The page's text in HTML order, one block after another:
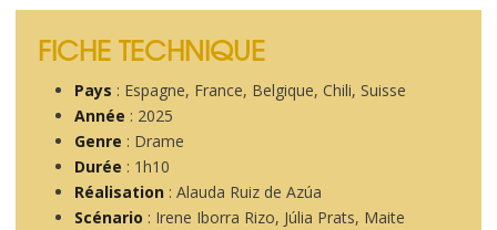
FICHE TECHNIQUE
Pays : Espagne, France, Belgique, Chili, Suisse
Année : 2025
Genre : Drame
Durée : 1h10
Réalisation: Alauda Ruiz de Azúa
Scénario : Irene Iborra Rizo, Júlia Prats, Maite